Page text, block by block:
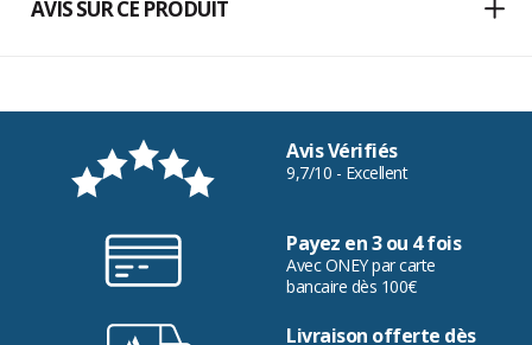
AVIS SUR CE PRODUIT
Avis Vérifiés
9,7/10 - Excellent
Payez en 3 ou 4 fois
Avec ONEY par carte
bancaire dès 100€
Livraison offerte dès